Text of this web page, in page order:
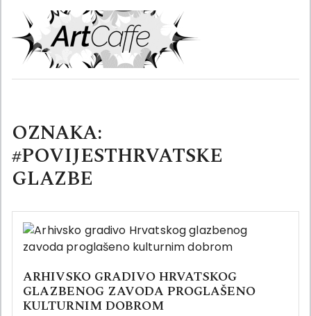
content
OZNAKA:
#POVIJESTHRVATSKE
GLAZBE
ARHIVSKO GRADIVO HRVATSKOG
GLAZBENOG ZAVODA PROGLAŠENO
KULTURNIM DOBROM